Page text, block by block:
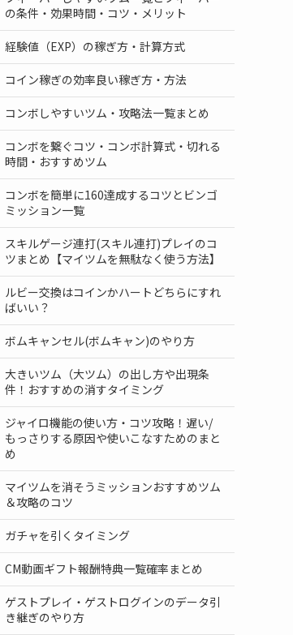
の条件・効果時間・コツ・メリット
経験値（EXP）の稼ぎ方・計算方式
コイン稼ぎの効率良い稼ぎ方・方法
コンボしやすいツム・攻略法一覧まとめ
コンボを繋ぐコツ・コンボ計算式・切れる
時間・おすすめツム
コンボを簡単に160達成するコツとビンゴ
ミッション一覧
スキルゲージ連打(スキル連打)プレイのコ
ツまとめ【マイツムを無駄なく使う方法】
ルビー交換はコインかハートどちらにすれ
ばいい？
ボムキャンセル(ボムキャン)のやり方
大きいツム（大ツム）の出し方や出現条
件！おすすめの消すタイミング
ジャイロ機能の使い方・コツ攻略！遅い/
もっさりする原因や使いこなすためのまと
め
マイツムを消そうミッションおすすめツム
＆攻略のコツ
ガチャを引くタイミング
CM動画ギフト報酬特典一覧確率まとめ
ゲストプレイ・ゲストログインのデータ引
き継ぎのやり方